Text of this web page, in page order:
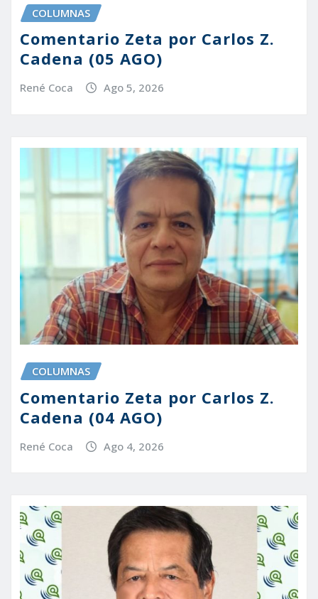
COLUMNAS
Comentario Zeta por Carlos Z.
Cadena (05 AGO)
René Coca Ago 5, 2026
COLUMNAS
Comentario Zeta por Carlos Z.
Cadena (04 AGO)
René Coca Ago 4, 2026